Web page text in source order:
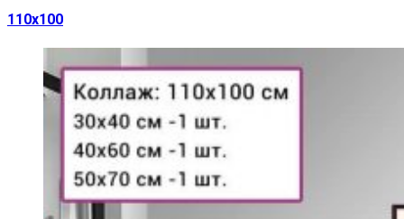
110х100